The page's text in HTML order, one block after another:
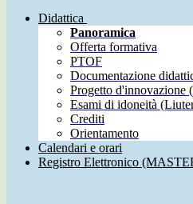
Didattica
Panoramica
Offerta formativa
PTOF
Documentazione
Progetto d'innovazione
Esami di idoneità
Crediti
Orientamento
Calendari e orari
Registro Elettronico